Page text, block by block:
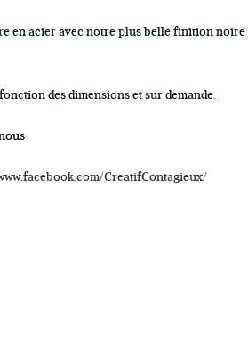
en acier avec notre plus belle finition noire
des dimensions et sur demande.
CreatifContagieux/